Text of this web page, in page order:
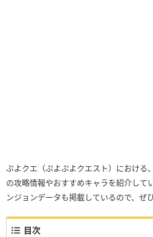
ぷよクエ（ぷよぷよクエスト）における
の攻略情報やおすすめキャラを紹介して
ンジョンデータも掲載しているので、ぜ
目次